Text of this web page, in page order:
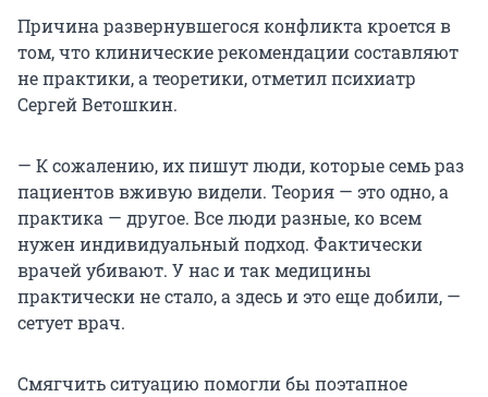
Причина развернувшегося конфликта кроется в
том, что клинические рекомендации составляют
не практики, а теоретики, отметил психиатр
Сергей Ветошкин.
— К сожалению, их пишут люди, которые семь раз
пациентов вживую видели. Теория — это одно, а
практика — другое. Все люди разные, ко всем
нужен индивидуальный подход. Фактически
врачей убивают. У нас и так медицины
практически не стало, а здесь и это еще добили, —
сетует врач.
Смягчить ситуацию помогли бы поэтапное